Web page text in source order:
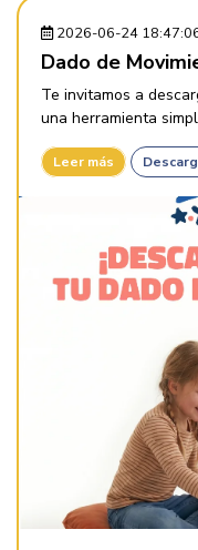
2026-06-24
Dado de
Te invitamos a
una herramienta
Leer más